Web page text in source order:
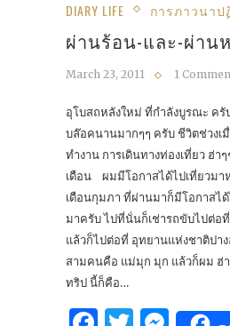
DIARY LIFE การภาวนา
ผ่านร้อน-และ-ผ่าน
March 23, 2011 1
อุโบสถหลังใหม่ ที่กำลังบูรณะ ครั
บล๊อคนานมากๆๆ ครับ ชีวิตช่วงเ
ทำงาน การเดินทางท่องเที่ยว ฮ่า
เดือน ผมมีโอกาสได้ไปเที่ยวมา
เดือนกุมภา ที่ผ่านมาก็มีโอกาสได้
มาครับ ไปที่นั่นก็เช่ารถขับไปต่อ
แล้วก็ไปต่อที่ อุทยานแห่งชาติปา
สามคนคือ แม่มุก มุก แล้วก็ผม ฮ่
ทริป นี้ก็คือ…